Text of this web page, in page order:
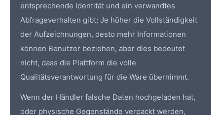
entsprechende Identität und ein verwandtes
Abfrageverhalten gibt; Je höher die Vollständigkeit
der Aufzeichnungen, desto mehr Informationen
können Benutzer beziehen, aber dies bedeutet
nicht, dass die Plattform die volle
Qualitätsverantwortung für die Ware übernimmt.
Wenn der Händler falsche Daten hochgeladen hat,
oder physische Gegenstände verpackt werden,